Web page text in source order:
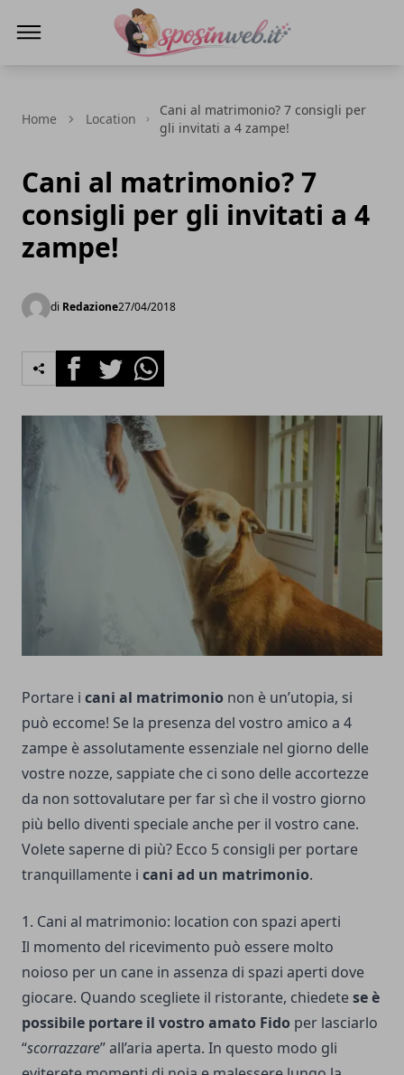
Home Location
Cani al matrimonio? 7 consigli per
gli invitati a 4 zampe!
Cani al matrimonio? 7
consigli per gli invitati a 4
zampe!
di Redazione27/04/2018
FacebookTwitterWhatsapp
Portare i cani al matrimonio non è un’utopia, si
può eccome! Se la presenza del vostro amico a 4
zampe è assolutamente essenziale nel giorno delle
vostre nozze, sappiate che ci sono delle accortezze
da non sottovalutare per far sì che il vostro giorno
più bello diventi speciale anche per il vostro cane.
Volete saperne di più? Ecco 5 consigli per portare
tranquillamente i cani ad un matrimonio.
1. Cani al matrimonio: location con spazi aperti
Il momento del ricevimento può essere molto
noioso per un cane in assenza di spazi aperti dove
giocare. Quando scegliete il ristorante, chiedetese è
possibile portare il vostro amato Fido per lasciarlo
“scorrazzare” all’aria aperta. In questo modo gli